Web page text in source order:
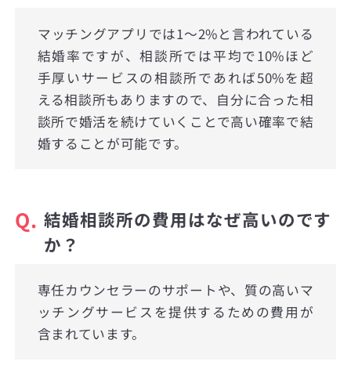
マッチングアプリでは1〜2%と言われている
結婚率ですが、相談所では平均で10%ほど
手厚いサービスの相談所であれば50%を超
える相談所もありますので、自分に合った相
談所で婚活を続けていくことで高い確率で結
婚することが可能です。
Q. 結婚相談所の費用はなぜ高いのです
か？
専任カウンセラーのサポートや、質の高いマ
ッチングサービスを提供するための費用が
含まれています。